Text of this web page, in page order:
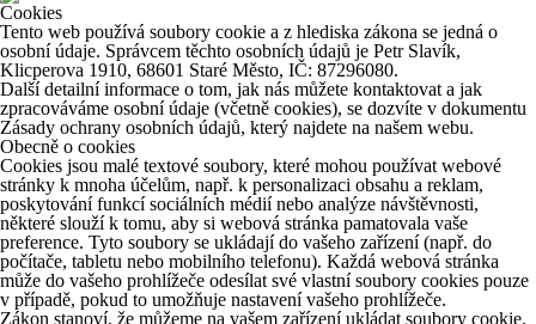
Cookies
Tento web používá soubory cookie a z hlediska zákona se jedná o
osobní údaje. Správcem těchto osobních údajů je Petr Slavík,
Klicperova 1910, 68601 Staré Město, IČ: 87296080.
Další detailní informace o tom, jak nás můžete kontaktovat a jak
zpracováváme osobní údaje (včetně cookies), se dozvíte v dokumentu
Zásady ochrany osobních údajů, který najdete na našem webu.
Obecně o cookies
Cookies jsou malé textové soubory, které mohou používat webové
stránky k mnoha účelům, např. k personalizaci obsahu a reklam,
poskytování funkcí sociálních médií nebo analýze návštěvnosti,
některé slouží k tomu, aby si webová stránka pamatovala vaše
preference. Tyto soubory se ukládají do vašeho zařízení (např. do
počítače, tabletu nebo mobilního telefonu). Každá webová stránka
může do vašeho prohlížeče odesílat své vlastní soubory cookies pouze
v případě, pokud to umožňuje nastavení vašeho prohlížeče.
Zákon stanoví, že můžeme na vašem zařízení ukládat soubory cookie,